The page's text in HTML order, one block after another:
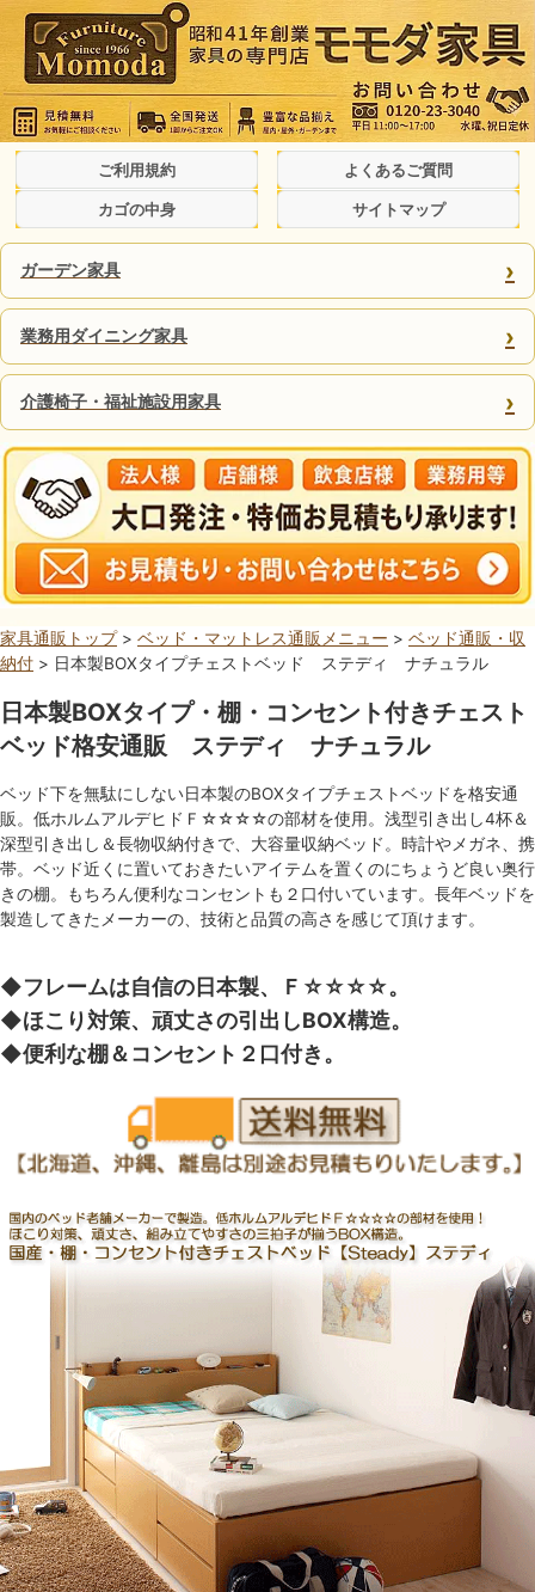
ご利用規約 よくあるご質問
カゴの中身 サイトマップ
ガーデン家具 ›
業務用ダイニング家具 ›
介護椅子・福祉施設用家具 ›
家具通販トップ> ベッド・マットレス通販メニュー > ベッド通販・収
納付 > 日本製BOXタイプチェストベッド ステディ ナチュラル
日本製BOXタイプ・棚・コンセント付きチェスト
ベッド格安通販 ステディ ナチュラル
ベッド下を無駄にしない日本製のBOXタイプチェストベッドを格安通
販。低ホルムアルデヒドＦ☆☆☆☆の部材を使用。浅型引き出し4杯＆
深型引き出し＆長物収納付きで、大容量収納ベッド。時計やメガネ、携
帯。ベッド近くに置いておきたいアイテムを置くのにちょうど良い奥行
きの棚。もちろん便利なコンセントも２口付いています。長年ベッドを
製造してきたメーカーの、技術と品質の高さを感じて頂けます。
◆フレームは自信の日本製、Ｆ☆☆☆☆。
◆ほこり対策、頑丈さの引出しBOX構造。
◆便利な棚＆コンセント２口付き。